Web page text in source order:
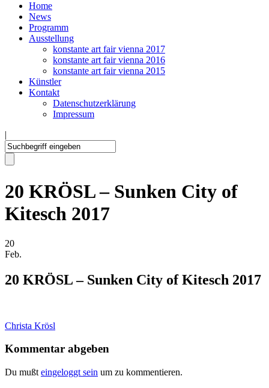
Home
News
Programm
Ausstellung
konstante art fair vienna 2017
konstante art fair vienna 2016
konstante art fair vienna 2015
Künstler
Kontakt
Datenschutzerklärung
Impressum
|
20 KRÖSL – Sunken City of
Kitesch 2017
20
Feb.
20 KRÖSL – Sunken City of Kitesch 2017
Christa Krösl
Kommentar abgeben
Du mußt eingeloggt sein um zu kommentieren.